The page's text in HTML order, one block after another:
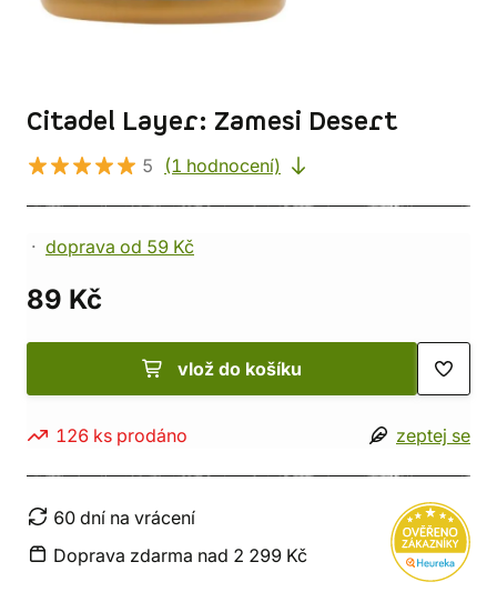
Citadel Layer: Zamesi Desert
5 (1 hodnocení)
doprava od 59 Kč
89 Kč
vlož do košíku
126 ks prodáno zeptej se
60 dní na vrácení
Doprava zdarma nad 2 299 Kč